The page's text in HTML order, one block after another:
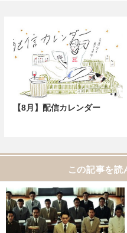
【8月】配信カレンダー
この記事を読